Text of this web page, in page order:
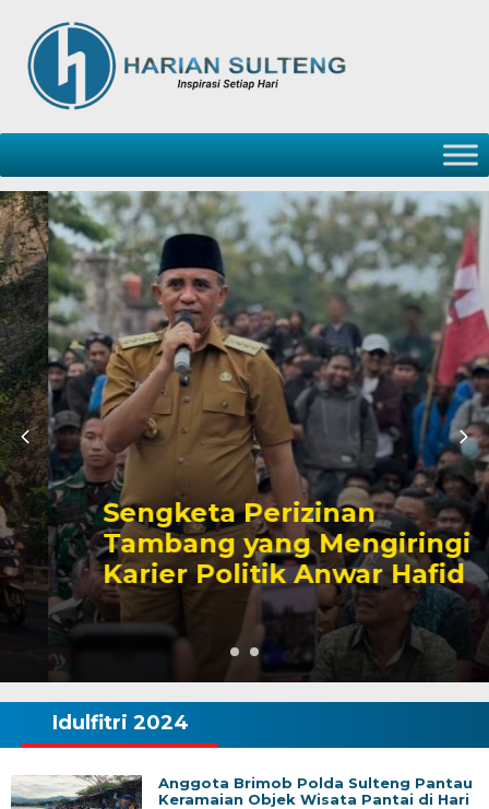
Sengketa Perizinan
Tambang yang Mengiringi
Karier Politik Anwar Hafid
Idulfitri 2024
Anggota Brimob Polda Sulteng Pantau
Keramaian Objek Wisata Pantai di Hari